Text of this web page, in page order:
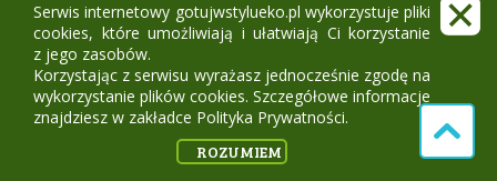
Paulina Jasińska
Anita Zegadło Od A do Z ugotujesz
Barbara Strużyna
Aktualności
Magazyn Gotuj w stylu eko.pl
Serwis internetowy gotujwstylueko.pl wykorzystuje pliki
cookies, które umożliwiają i ułatwiają Ci korzystanie
z jego zasobów.
Korzystając z serwisu wyrażasz jednocześnie zgodę na
wykorzystanie plików cookies. Szczegółowe informacje
znajdziesz w zakładce Polityka Prywatności.
ROZUMIEM